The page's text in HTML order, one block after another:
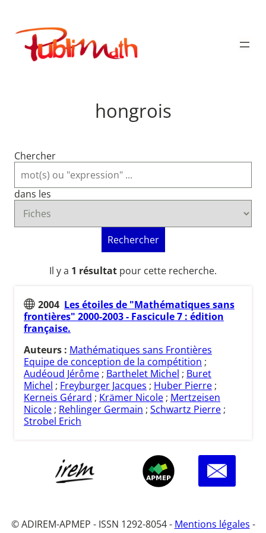
contenu
Publimath
hongrois
Chercher
dans les
Rechercher
Il y a 1 résultat pour cette recherche.
2004 Les étoiles de "Mathématiques sans
frontières" 2000-2003 - Fascicule 7 : édition
française.
Auteurs : Mathématiques sans Frontières
Equipe de conception de la compétition ;
Audéoud Jérôme ; Barthelet Michel ; Buret
Michel ; Freyburger Jacques ; Huber Pierre ;
Kerneis Gérard ; Krämer Nicole ; Mertzeisen
Nicole ; Rehlinger Germain ; Schwartz Pierre ;
Strobel Erich
© ADIREM-APMEP - ISSN 1292-8054 - Mentions légales -